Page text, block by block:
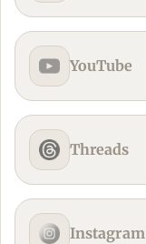
YouTube
Threads
Instagram